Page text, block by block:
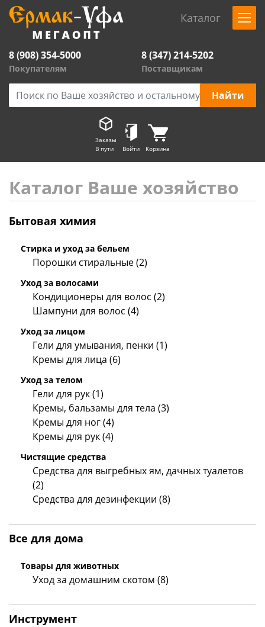
Каталог
8 (908) 354-5000
Покупателям
8 (347) 214-5202
Поставщикам
Заказы
В пути
Войти Корзина
Каталог Ваше хозяйство
Бытовая химия
Стирка и уход за бельем
Порошки стиральные (2)
Уход за волосами
Кондиционеры для волос (2)
Шампуни для волос (4)
Уход за лицом
Гели для умывания, пенки (1)
Кремы для лица (6)
Уход за телом
Гели для рук (1)
Кремы, бальзамы для тела (3)
Кремы для ног (4)
Кремы для рук (4)
Чистящие средства
Средства для выгребных ям, дачных туалетов
(2)
Средства для дезинфекции (8)
Все для дома
Товары для животных
Уход за домашним скотом (8)
Инструмент